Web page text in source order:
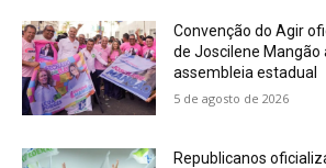
Convenção do Agir
de Joscilene Mangão
assembleia estadual
5 de agosto de 2026
Republicanos